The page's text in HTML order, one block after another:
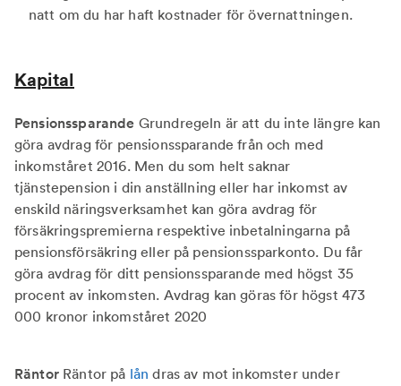
natt om du har haft kostnader för övernattningen.
Kapital
Pensionssparande Grundregeln är att du inte längre kan
göra avdrag för pensionssparande från och med
inkomståret 2016. Men du som helt saknar
tjänstepension i din anställning eller har inkomst av
enskild näringsverksamhet kan göra avdrag för
försäkringspremierna respektive inbetalningarna på
pensionsförsäkring eller på pensionssparkonto. Du får
göra avdrag för ditt pensionssparande med högst 35
procent av inkomsten. Avdrag kan göras för högst 473
000 kronor inkomståret 2020
Räntor Räntor på lån dras av mot inkomster under